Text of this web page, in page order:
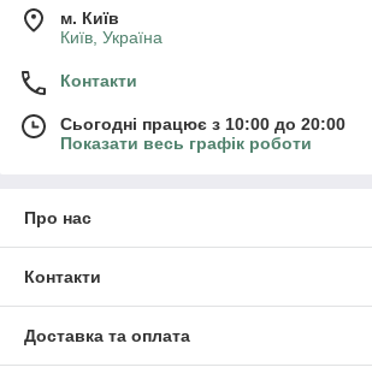
м. Київ
Київ, Україна
Контакти
Сьогодні працює з 10:00 до 20:00
Показати весь графік роботи
Про нас
Контакти
Доставка та оплата